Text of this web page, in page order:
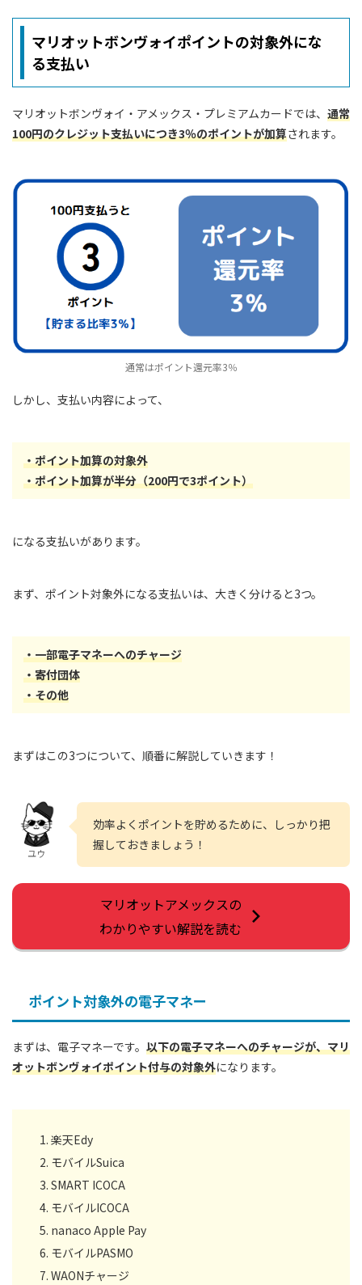
マリオットボンヴォイポイントの対象外にな
る支払い
マリオットボンヴォイ・アメックス・プレミアムカードでは、 通常
100円のクレジット支払いにつき3％のポイントが加算されます。
通常はポイント還元率3％
しかし、支払い内容によって、
・ポイント加算の対象外
・ポイント加算が半分（200円で3ポイント）
になる支払いがあります。
まず、ポイント対象外になる支払いは、大きく分けると3つ。
・一部電子マネーへのチャージ
・寄付団体
・その他
まずはこの3つについて、順番に解説していきます！
ユウ
効率よくポイントを貯めるために、しっかり把
握しておきましょう！
マリオットアメックスの
わかりやすい解説を読む
ポイント対象外の電子マネー
まずは、電子マネーです。 以下の電子マネーへのチャージが、マリ
オットボンヴォイポイント付与の対象外になります。
楽天Edy
モバイルSuica
SMART ICOCA
モバイルICOCA
nanaco Apple Pay
モバイルPASMO
WAONチャージ